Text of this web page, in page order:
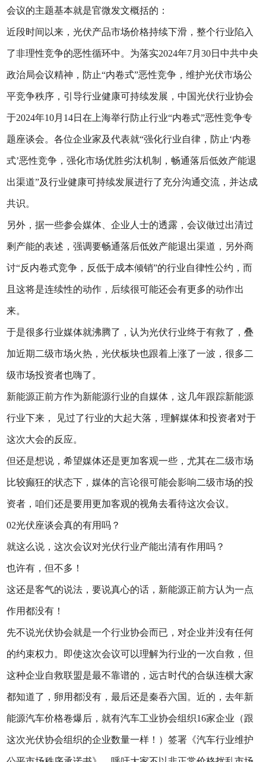
会议的主题基本就是官微发文概括的：
近段时间以来，光伏产品市场价格持续下滑，整个行业陷入
了非理性竞争的恶性循环中。为落实2024年7月30日中共中央
政治局会议精神，防止“内卷式”恶性竞争，维护光伏市场公
平竞争秩序，引导行业健康可持续发展，中国光伏行业协会
于2024年10月14日在上海举行防止行业“内卷式”恶性竞争专
题座谈会。各位企业家及代表就“强化行业自律，防止‘内卷
式’恶性竞争，强化市场优胜劣汰机制，畅通落后低效产能退
出渠道”及行业健康可持续发展进行了充分沟通交流，并达成
共识。
另外，据一些参会媒体、企业人士的透露，会议做过出清过
剩产能的表述，强调要畅通落后低效产能退出渠道，另外商
讨“反内卷式竞争，反低于成本倾销”的行业自律性公约，而
且这将是连续性的动作，后续很可能还会有更多的动作出
来。
于是很多行业媒体就沸腾了，认为光伏行业终于有救了，叠
加近期二级市场火热，光伏板块也跟着上涨了一波，很多二
级市场投资者也嗨了。
新能源正前方作为新能源行业的自媒体，这几年跟踪新能源
行业下来， 见过了行业的大起大落，理解媒体和投资者对于
这次大会的反应。
但还是想说，希望媒体还是更加客观一些，尤其在二级市场
比较癫狂的状态下，媒体的言论很可能会影响二级市场的投
资者，咱们还是要用更加客观的视角去看待这次会议。
02光伏座谈会真的有用吗？
就这么说，这次会议对光伏行业产能出清有作用吗？
也许有，但不多！
这还是客气的说法，要说真心的话，新能源正前方认为一点
作用都没有！
先不说光伏协会就是一个行业协会而已，对企业并没有任何
的约束权力。即使这次会议可以理解为行业的一次自救，但
这种企业自救联盟是最不靠谱的，远古时代的合纵连横大家
都知道了，卵用都没有，最后还是秦吞六国。近的，去年新
能源汽车价格卷爆后，就有汽车工业协会组织16家企业（跟
这次光伏协会组织的企业数量一样！）签署《汽车行业维护